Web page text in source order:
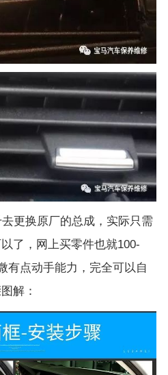
更换原厂的总成，实际只需
了，网上买零件也就100-
有点动手能力，完全可以自
解：